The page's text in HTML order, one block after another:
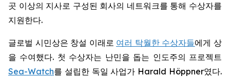
곳 이상의 지사로 구성된 회사의 네트워크를 통해 수상자를
지원한다.
글로벌 시민상은 창설 이래로 여러 탁월한 수상자들에게 상
을 수여했다. 첫 수상자는 난민을 돕는 인도주의 프로젝트
Sea-Watch를 설립한 독일 사업가 Harald Höppner였다.